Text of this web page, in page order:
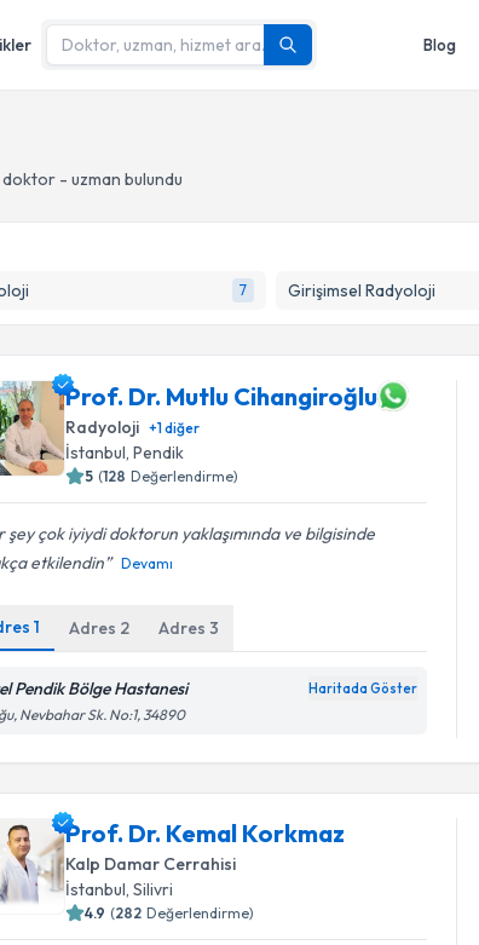
Blog
- uzman bulundu
7 Girişimsel Radyoloji
Prof. Dr. Mutlu Cihangiroğlu
Radyoloji +1diğer
İstanbul, Pendik
5 (128 Değerlendirme)
şey çok iyiydi doktorun yaklaşımında ve bilgisinde
etkilendin
Devamı
1 Adres 2 Adres3
Pendik Bölge Hastanesi Haritada Göster
Nevbahar Sk. No:1, 34890
Prof. Dr. Kemal Korkmaz
Kalp Damar Cerrahisi
İstanbul , Silivri
4.9 (282 Değerlendirme)